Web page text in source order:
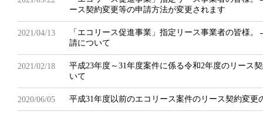
ース契約変更等の申請方法が変更されます
2021/04/13
「エコリース促進事業」指定リース事業者の皆様
請について
2021/02/18
平成23年度～31年度案件に係る令和2年度のリース
いて
2020/06/05 平成31年度以前のエコリース案件のリース契約変更